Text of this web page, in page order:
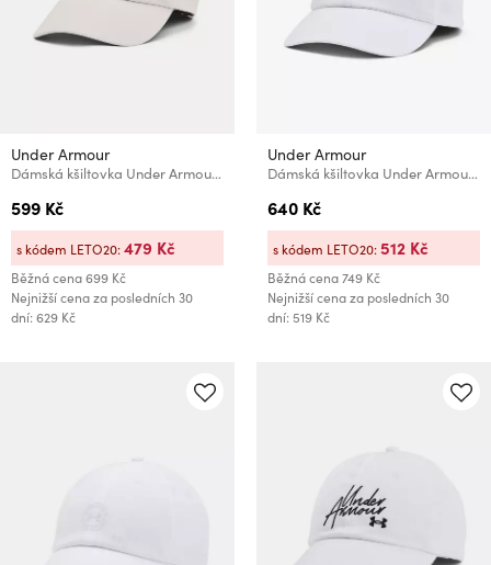
Under Armour
Dámská kšiltovka Under Armour Women's UA Blitzing Adj
599 Kč
Běžná cena699 Kč
Nejnižší cena za posledních 30
dní: 629 Kč
s kódem LETO20:479 Kč
Under Armour
Dámská kšiltovka Under Armour W Driver96 Adj
640 Kč
Běžná cena749 Kč
Nejnižší cena za posledních 30
dní: 519 Kč
s kódem LETO20:512 Kč